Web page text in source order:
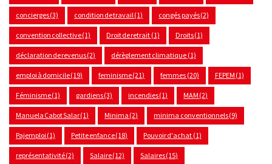
concierges(3) condition de travail (1) congés payés(2)
convention collective(1) Droit de retrait (1) Droits(1)
déclaration de revenus(2) dérèglement climatique (1)
emploi à domicile(19) feminisme(21) femmes (20) FEPEM (1)
Féminisme(1) gardiens(3) incendies(1) MAM (2)
Manuela Cabot Salar(1) Minima (2) minima conventionnels(9)
Pajemploi (1) Petite enfance(18) Pouvoir d'achat (1)
représentativité(2) Salaire(12) Salaires(15)